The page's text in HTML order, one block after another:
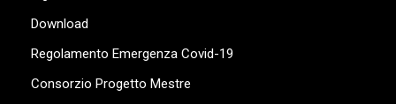
Download
Regolamento Emergenza Covid-19
Consorzio Progetto Mestre